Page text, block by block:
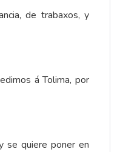
de trabaxos, y
á Tolima, por
se quiere poner en